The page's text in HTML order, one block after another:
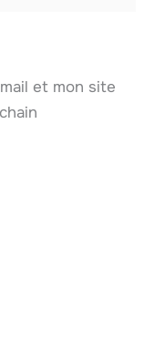
et mon site